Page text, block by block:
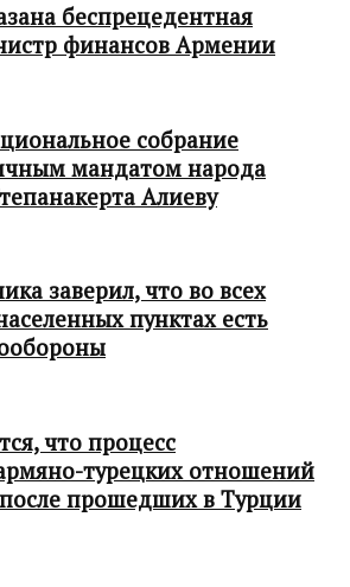
беспрецедентная
финансов Армении
собрание
мандатом народа
Алиеву
заверил, что во всех
пунктах есть
что процесс
турецких отношений
прошедших в Турции